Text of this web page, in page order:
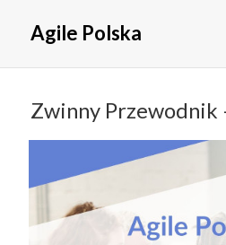
Agile Polska
Zwinny Przewodnik